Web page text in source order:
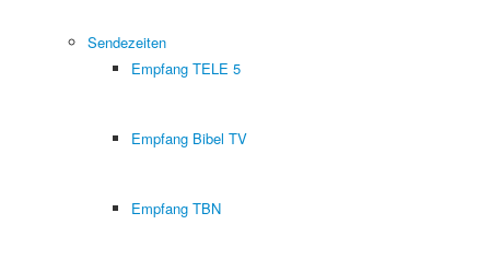
Sendezeiten
Empfang TELE 5
Empfang Bibel TV
Empfang TBN